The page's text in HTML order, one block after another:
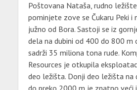
Poštovana Nataša, rudno
pominjete zove se Čukaru Peki i
južno od Bora. Sastoji se iz
dela na dubini od 400 do 800 m
sadrži 35 miliona tona rude.
Resources je otkupila
deo ležišta. Donji deo ležišta na